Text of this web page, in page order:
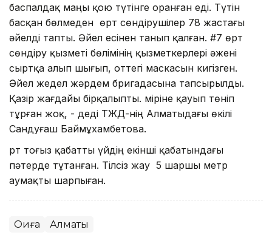
баспалдақ маңы қою түтінге оранған еді. Түтін
басқан бөлмеден өрт сөндірушілер 78 жастағы
əйелді тапты. Əйел есінен танып қалған. #7 өрт
сөндіру қызметі бөлімінің қызметкерлері әжені
сыртқа алып шығып, оттегі маскасын кигізген.
Əйел жедел жəрдем бригадасына тапсырылды.
Қазір жағдайы бірқалыпты. Өміріне қауып төніп
тұрған жоқ, - деді ТЖД-нің Алматыдағы өкілі
Сандуғаш Баймұхамбетова.
Өрт тоғыз қабатты үйдің екінші қабатындағы
пəтерде тұтанған. Тілсіз жау 5 шаршы метр
аумақты шарпыған.
Оқиға Алматы